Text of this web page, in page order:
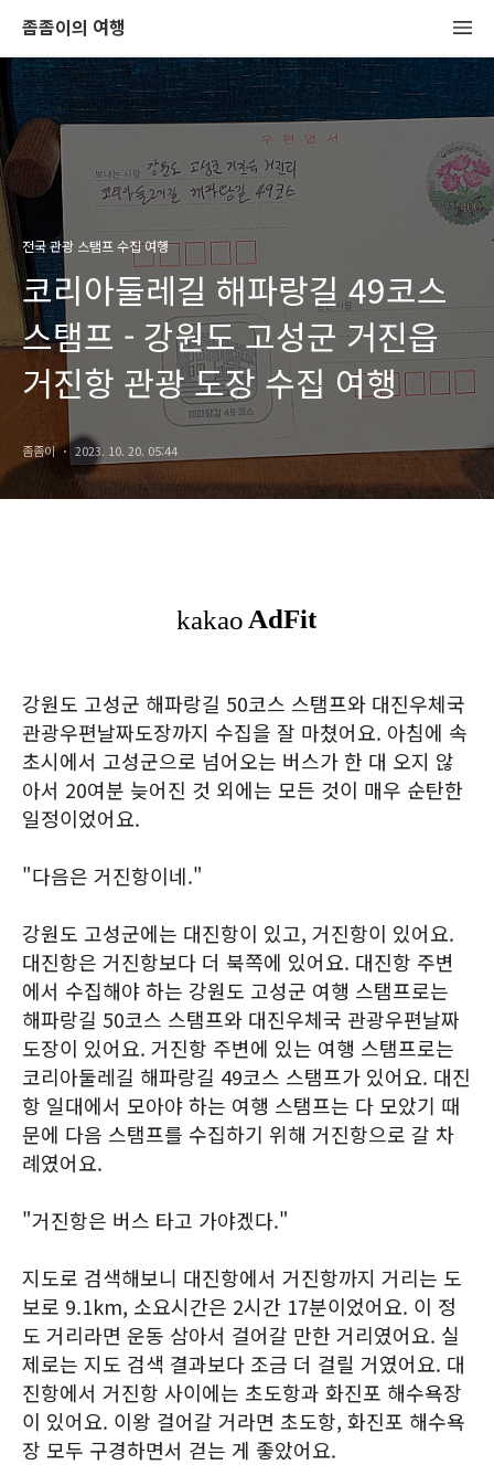
좀좀이의 여행
전국 관광 스탬프 수집 여행
코리아둘레길 해파랑길 49코스
스탬프 - 강원도 고성군 거진읍
거진항 관광 도장 수집 여행
좀좀이 2023. 10. 20. 05:44
강원도 고성군 해파랑길 50코스 스탬프와 대진우체국
관광우편날짜도장까지 수집을 잘 마쳤어요. 아침에 속
초시에서 고성군으로 넘어오는 버스가 한 대 오지 않
아서 20여분 늦어진 것 외에는 모든 것이 매우 순탄한
일정이었어요.
"다음은 거진항이네."
강원도 고성군에는 대진항이 있고, 거진항이 있어요.
대진항은 거진항보다 더 북쪽에 있어요. 대진항 주변
에서 수집해야 하는 강원도 고성군 여행 스탬프로는
해파랑길 50코스 스탬프와 대진우체국 관광우편날짜
도장이 있어요. 거진항 주변에 있는 여행 스탬프로는
코리아둘레길 해파랑길 49코스 스탬프가 있어요. 대진
항 일대에서 모아야 하는 여행 스탬프는 다 모았기 때
문에 다음 스탬프를 수집하기 위해 거진항으로 갈 차
례였어요.
"거진항은 버스 타고 가야겠다."
지도로 검색해보니 대진항에서 거진항까지 거리는 도
보로 9.1km, 소요시간은 2시간 17분이었어요. 이 정
도 거리라면 운동 삼아서 걸어갈 만한 거리였어요. 실
제로는 지도 검색 결과보다 조금 더 걸릴 거였어요. 대
진항에서 거진항 사이에는 초도항과 화진포 해수욕장
이 있어요. 이왕 걸어갈 거라면 초도항, 화진포 해수욕
장 모두 구경하면서 걷는 게 좋았어요.